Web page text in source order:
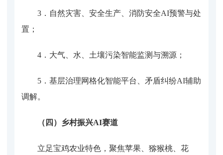
3． 自然灾害、安全生产、消防安全AI预警与处
置；
4． 大气、水、土壤污染智能监测与溯源；
5． 基层治理网格化智能平台、矛盾纠纷AI辅助
调解。
（四）乡村振兴AI赛道
立足宝鸡农业特色，聚焦苹果、猕猴桃、花